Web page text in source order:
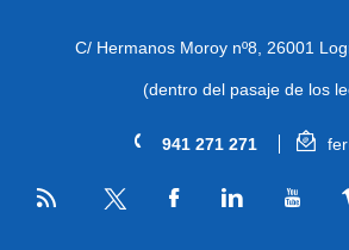
C/ Hermanos Moroy nº8, 26001
(dentro del pasaje de los
941 271 271
RSS